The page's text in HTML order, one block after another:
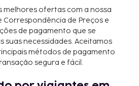
do jardim ou tire partido
e serviços ao seu dispor,
serviços de concierge. Se
dos lençóis, dê uma
do serviço de quarto 24
pequenos-almoços
entre as 7:00 e as 11:00
melhores ofertas com a nossa
Correspondência de Preços e
de pagamento que se
suas necessidades. Aceitamos
métodos de pagamento
segura e fácil.